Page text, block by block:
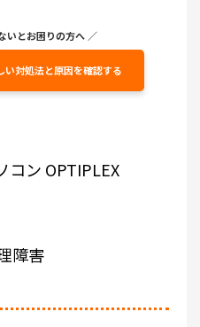
いとお困りの方へ ／
い対処法と原因を確認する
コン OPTIPLEX
障害